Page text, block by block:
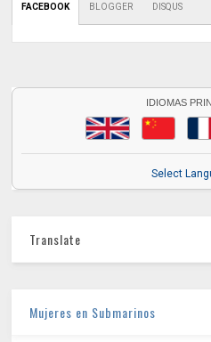
FACEBOOK BLOGGER DISQUS
IDIOMAS
Select
Translate
Mujeres en Submarinos